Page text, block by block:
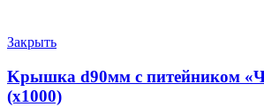
Закрыть
Kрышка d90мм с питейником
(х1000)